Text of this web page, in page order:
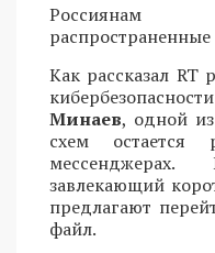
Россиянам
Как рассказал RT
Минаев, одной
схем остается
мессенджерах.
завлекающий
предлагают
файл.